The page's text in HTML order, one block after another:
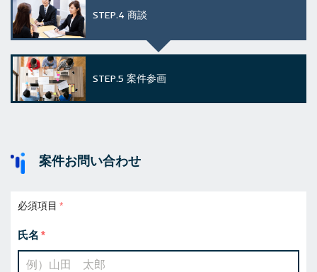
STEP.4 商談
STEP.5 案件参画
案件お問い合わせ
必須項目
氏名